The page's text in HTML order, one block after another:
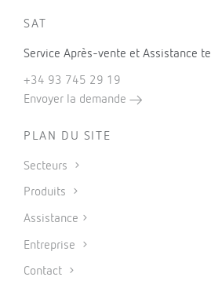
SAT
Service Après-vente et Assistance
+34 93 745 29 19
Envoyer la demande
PLAN DU SITE
Secteurs
Produits
Assistance
Entreprise
Contact